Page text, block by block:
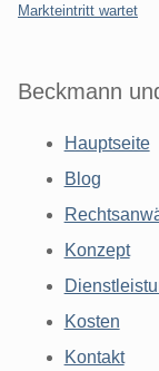
Markteintritt wartet
Beckmann
Hauptseite
Blog
Konzept
Kosten
Kontakt